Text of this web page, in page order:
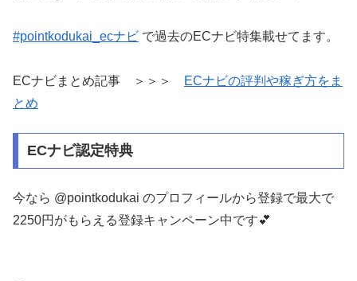
#pointkodukai_ecナビ で過去のECナビ特集載せてます。
ECナビ まとめ記事 ＞＞＞
ECナビの評判や稼ぎ方をま
とめ
ECナビ認定特典
今なら @pointkodukai のプロフィールから登録で最大で
2250円がもらえる登録キャンペーン中です💕